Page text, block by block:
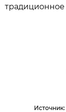
Источник: